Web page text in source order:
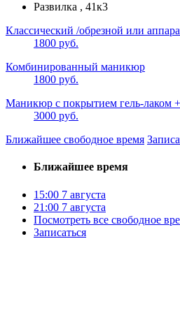
Развилка , 41к3
Классический /обрезной или
1800 руб.
Комбинированный маникюр
1800 руб.
Маникюр с покрытием гель-лаком
3000 руб.
Ближайшее свободное время
Ближайшее время
15:00 7 августа
21:00 7 августа
Посмотреть все свободное
Записаться